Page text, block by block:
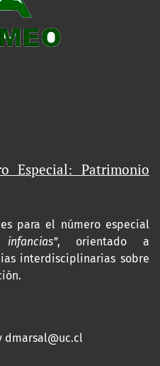
Especial: Patrimonio
para el número especial
, orientado a
interdisciplinarias sobre
dmarsal@uc.cl